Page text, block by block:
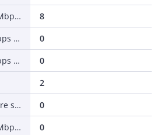
Antal portar 10/100 Mbps RJ45
8
Antal portar 1000 Mbps SC (SX)
0
Antal portar 1000 Mbps SC (LX)
0
2
Max. antal omkopplare som kan stackas
0
Antal portar 10/100 Mbps M12
0